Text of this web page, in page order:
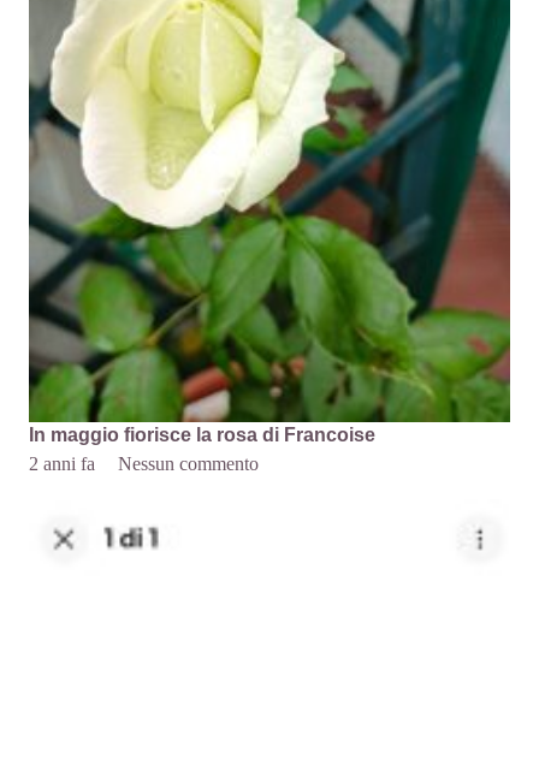
In maggio fiorisce la rosa di Francoise
2 anni fa
Nessun commento